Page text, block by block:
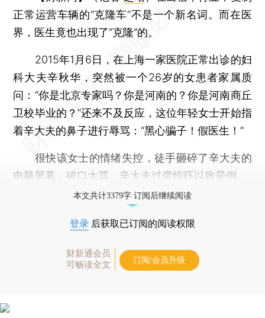
正常运营车辆的“克隆车”不是一个新名词。而在医
界，医生竟也出现了“克隆”的。
2015年1月6日，在上海一家医院正常出诊的妇
科大夫辛秋华，突然被一个26岁的女患者家属质
问：“你是北京专家吗？你是河南的？你是河南商丘
卫校毕业的？”还来不及反应，这位年轻女士开始指
着辛大夫的鼻子进行辱骂：“黑心骗子！假医生！”
很快该女士的情绪失控，徒手砸碎了辛大夫的
电脑屏幕，破口大骂。辛大夫过度惊吓以致晕倒。
本文共计3379字 订阅后继续阅读
登录 后获取已订阅的阅读权限
财新通会员
可畅读全文
订阅/会员升级